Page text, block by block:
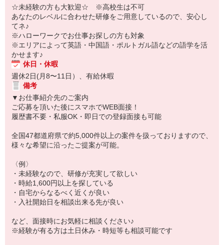
☆未経験の方も大歓迎☆ ※高校生は不可
あなたのレベルに合わせた研修をご用意しているので、安心し
てネ♪
※ハローワークでお仕事お探しの方も対象
※エリアによって英語・中国語・ポルトガル語などの語学を活
かせます♪
休日・休暇
週休2日(月8〜11日）、有給休暇
備考
▼お仕事紹介先のご案内
ご応募を頂いた後にスマホでWEB面接！
履歴書不要・私服OK・即日での登録面接も可能
全国47都道府県で約5,000件以上の案件を扱っておりますので、
様々な希望に沿ったご提案が可能。
〈例〉
・未経験なので、研修が充実して欲しい
・時給1,600円以上を探している
・自宅からなるべく近くが良い
・入社開始日を相談出来る先が良い
など、面接時にお気軽に相談ください♪
※経験が有る方は土日休み・時短等も相談可能です